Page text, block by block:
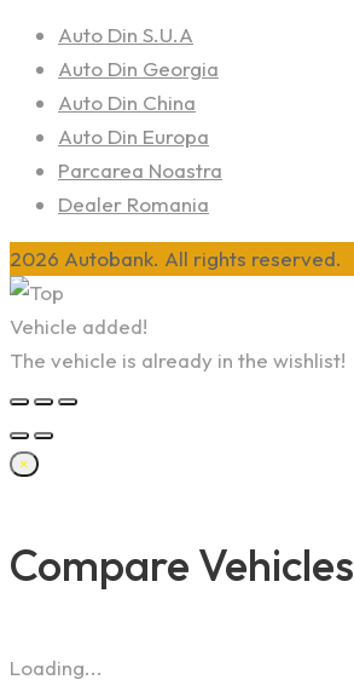
Auto Din S.U.A
Auto Din Georgia
Auto Din China
Auto Din Europa
Parcarea Noastra
Dealer Romania
2026 Autobank. All rights reserved.
Vehicle added!
The vehicle is already in the wishlist!
×
Compare Vehicles
Loading...